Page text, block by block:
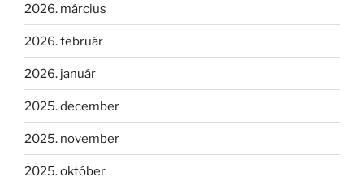
2026. március
2026. február
2026. január
2025. december
2025. november
2025. október